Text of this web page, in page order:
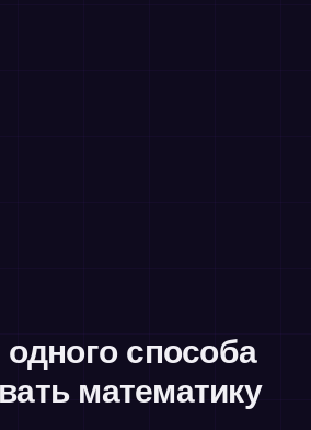
способа
математику